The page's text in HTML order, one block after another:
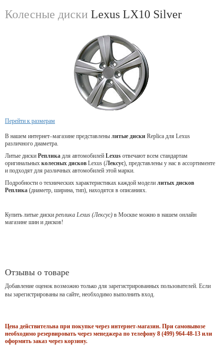
Колесные диски Lexus LX10 Silver
Перейти к размерам
В нашем интернет–магазине представлены литые диски Replica для Lexus
различного диаметра.
Литые диски Реплика для автомобилей Lexus отвечают всем стандартам
оригинальных колесных дисков Lexus (Лексус), представлены у нас в ассортименте
и подходят для различных автомобилей этой марки.
Подробности о технических характеристиках каждой модели литых дисков
Реплика (диаметр, ширина, тип), находятся в описаниях.
Купить литые диски реплика Lexus (Лексус) в Москве можно в нашем онлайн
магазине шин и дисков!
Отзывы о товаре
Добавление оценок возможно только для зарегистрированных пользователей. Если
вы зарегистрированы на сайте, необходимо выполнить вход.
Цена действительна при покупке через интернет-магазин. При самовывозе
необходимо резервировать через менеджера по телефону 8 (499) 964-48-13 или
оформить заказ через корзину.